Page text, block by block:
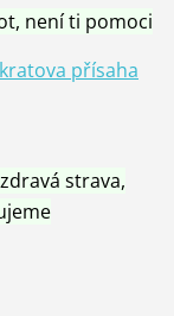
není ti pomoci
přísaha
strava,